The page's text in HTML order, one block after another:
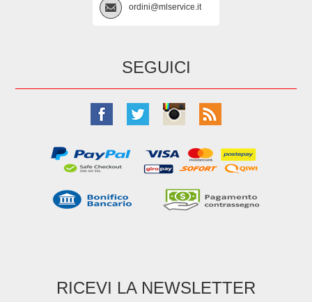
ordini@mlservice.it
SEGUICI
RICEVI LA NEWSLETTER